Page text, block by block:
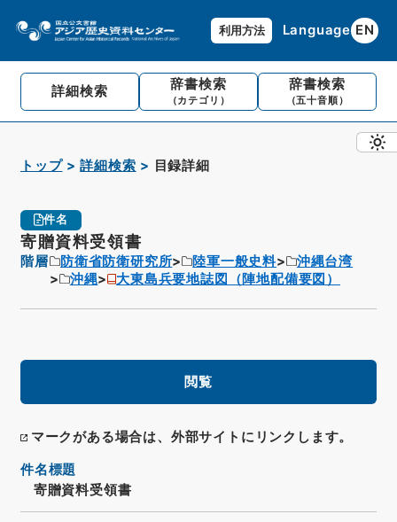
利用方法 Language EN
詳細検索 辞書検索
（カテゴリ）
辞書検索
（五十音順）
トップ 詳細検索 目録詳細
件名
寄贈資料受領書
階層 防衛省防衛研究所 陸軍一般史料
沖縄台湾
沖縄
大東島兵要地誌図（陣地配備要図）
閲覧
マークがある場合は、外部サイトにリンクします。
件名標題
寄贈資料受領書